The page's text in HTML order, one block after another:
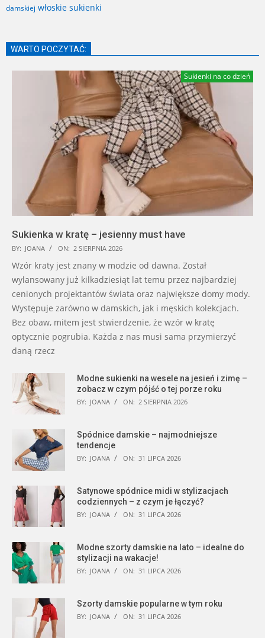
damskiej włoskie sukienki
WARTO POCZYTAĆ:
Sukienki na co dzień
Sukienka w kratę – jesienny must have
BY: JOANA ON: 2 SIERPNIA 2026
Wzór kraty jest znany w modzie od dawna. Został
wylansowany już kilkadziesiąt lat temu przez najbardziej
cenionych projektantów świata oraz największe domy mody.
Występuje zarówno w damskich, jak i męskich kolekcjach.
Bez obaw, mitem jest stwierdzenie, że wzór w kratę
optycznie pogrubia. Każda z nas musi sama przymierzyć
daną rzecz
Modne sukienki na wesele na jesień i zimę –
zobacz w czym pójść o tej porze roku
BY: JOANA ON: 2 SIERPNIA 2026
Spódnice damskie – najmodniejsze
tendencje
BY: JOANA ON: 31 LIPCA 2026
Satynowe spódnice midi w stylizacjach
codziennych – z czym je łączyć?
BY: JOANA ON: 31 LIPCA 2026
Modne szorty damskie na lato – idealne do
stylizacji na wakacje!
BY: JOANA ON: 31 LIPCA 2026
Szorty damskie popularne w tym roku
BY: JOANA ON: 31 LIPCA 2026